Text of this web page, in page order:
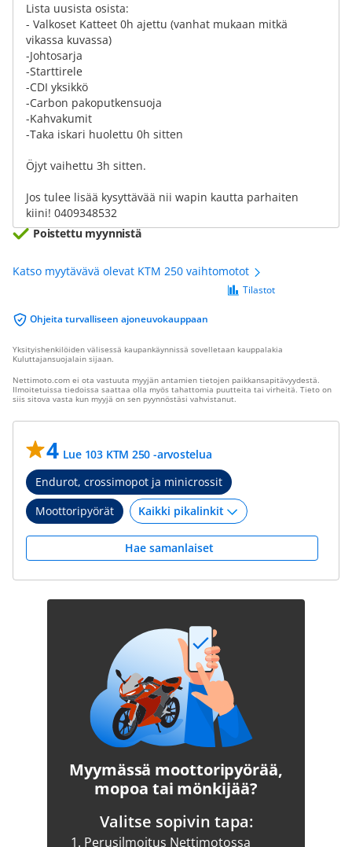
Lista uusista osista:
- Valkoset Katteet 0h ajettu (vanhat mukaan mitkä
vikassa kuvassa)
-Johtosarja
-Starttirele
-CDI yksikkö
-Carbon pakoputkensuoja
-Kahvakumit
-Taka iskari huolettu 0h sitten
Öjyt vaihettu 3h sitten.
Jos tulee lisää kysyttävää nii wapin kautta parhaiten
kiini! 0409348532
Poistettu myynnistä
Katso myytävävä olevat KTM 250 vaihtomotot
Ohjeita turvalliseen ajoneuvokauppaan
Tilastot
Yksityishenkilöiden välisessä kaupankäynnissä sovelletaan kauppalakia
Kuluttajansuojalain sijaan.
Nettimoto.com ei ota vastuuta myyjän antamien tietojen paikkansapitävyydestä.
Ilmoitetuissa tiedoissa saattaa olla myös tahattomia puutteita tai virheitä. Tieto on
siis sitova vasta kun myyjä on sen pyynnöstäsi vahvistanut.
4 Lue 103 KTM 250 -arvostelua
Endurot, crossimopot ja minicrossit
Moottoripyörät
Hae samanlaiset
Myymässä moottoripyörää,
mopoa tai mönkijää?
Valitse sopivin tapa:
1. Perusilmoitus Nettimotossa